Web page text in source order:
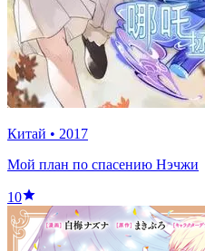
Китай • 2017
Мой план по спасению Нэчжи
10